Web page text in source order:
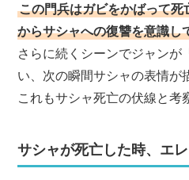
この門兵はガビをかばって
からサシャへの復讐を意識し
さらに続くシーンでジャンが
い、次の瞬間サシャの表情が
これもサシャ死亡の伏線と考
サシャが死亡した時、エ